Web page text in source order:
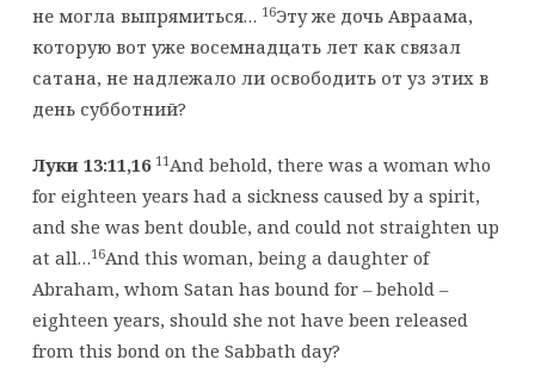
не могла выпрямиться… 16Эту же дочь Авраама,
которую вот уже восемнадцать лет как связал
сатана, не надлежало ли освободить от уз этих в
день субботний?
Луки 13:11,16 11And behold, there was a woman who
for eighteen years had a sickness caused by a spirit,
and she was bent double, and could not straighten up
at all…16And this woman, being a daughter of
Abraham, whom Satan has bound for – behold –
eighteen years, should she not have been released
from this bond on the Sabbath day?